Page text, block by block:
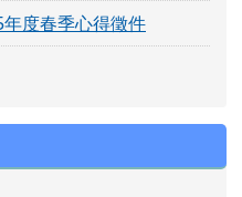
度春季心得徵件